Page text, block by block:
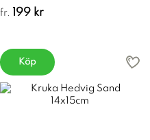
fr. 199 kr
Köp